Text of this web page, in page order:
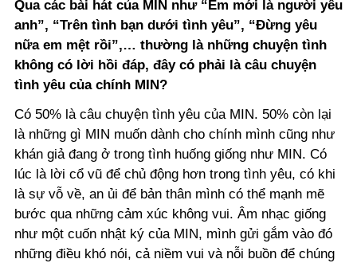
Qua các bài hát của MIN như “Em mới là người yêu
anh”, “Trên tình bạn dưới tình yêu”, “Đừng yêu
nữa em mệt rồi”,… thường là những chuyện tình
không có lời hồi đáp, đây có phải là câu chuyện
tình yêu của chính MIN?
Có 50% là câu chuyện tình yêu của MIN. 50% còn lại
là những gì MIN muốn dành cho chính mình cũng như
khán giả đang ở trong tình huống giống như MIN. Có
lúc là lời cổ vũ để chủ động hơn trong tình yêu, có khi
là sự vỗ về, an ủi để bản thân mình có thể mạnh mẽ
bước qua những cảm xúc không vui. Âm nhạc giống
như một cuốn nhật ký của MIN, mình gửi gắm vào đó
những điều khó nói, cả niềm vui và nỗi buồn để chúng